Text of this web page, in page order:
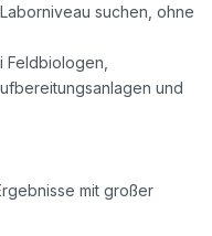
suchen, ohne
und
mit großer